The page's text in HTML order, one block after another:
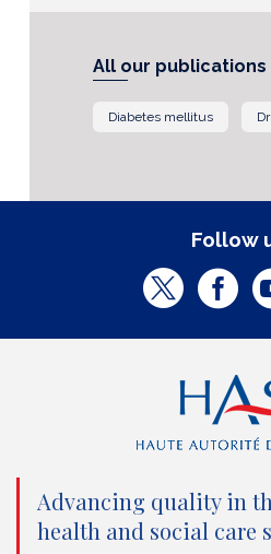
All our publications
Diabetes mellitus
Follow
T
t
t
e
r
F
c
e
b
o
o
Advancing quality in
health and social care